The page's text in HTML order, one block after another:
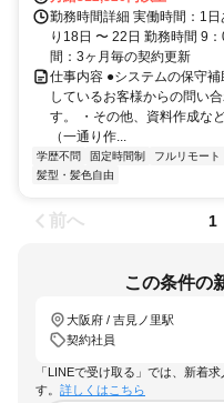
勤務時間詳細 実働時間：1
り18日 〜 22日 勤務時間 9
間：3ヶ月毎の契約更新
仕事内容 ●システムの保守
しているお客様からの問い
す。 ・その他、資料作成な
（一通り作...
学歴不問 固定時間制 フルリモート
髪型・髪色自由
前へ 1
この条件の
大阪府 / 吉見ノ里駅
契約社員
「LINEで受け取る」では、新着
す。 詳しくはこちら